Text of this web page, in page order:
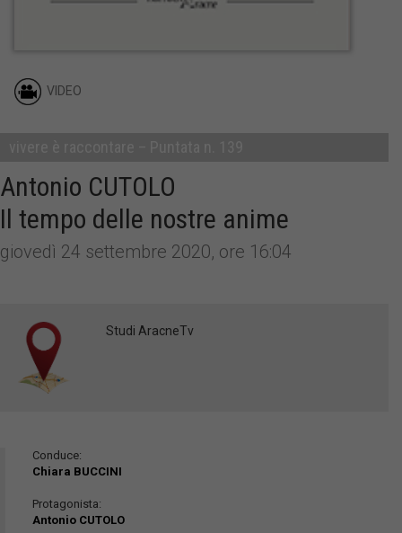
VIDEO
Antonio CUTOLO
Il tempo delle nostre anime
giovedì 24 settembre 2020, ore 16:04
Studi AracneTv
Conduce:
Chiara BUCCINI
Protagonista:
Antonio CUTOLO